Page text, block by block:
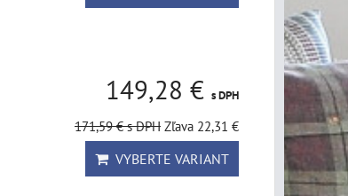
149,28 € s DPH
171,59 €s DPH Zľava 22,31 €
VYBERTE VARIANT